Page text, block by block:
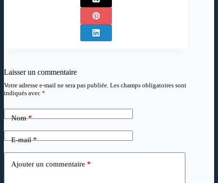
Laisser un commentaire
Votre adresse e-mail ne sera pas publiée. Les champs obligatoires sont
indiqués avec *
Nom*
E-mail*
Ajouter un commentaire *